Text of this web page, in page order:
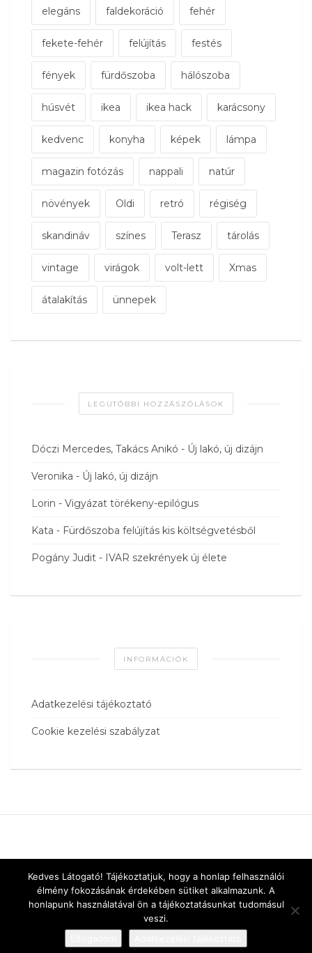
elegáns faldekoráció fehér
fekete-fehér felújítás festés
fények fürdőszoba hálószoba
húsvét ikea ikea hack karácsony
kedvenc konyha képek lámpa
magazin fotózás nappali natúr
növények Oldi retró régiség
skandináv színes Terasz tárolás
vintage virágok volt-lett Xmas
átalakítás ünnepek
LEGUTÓBBI HOZZÁSZÓLÁSOK
Dóczi Mercedes, Takács Anikó - Új lakó, új dizájn
Veronika - Új lakó, új dizájn
Lorin - Vigyázat törékeny-epilógus
Kata - Fürdőszoba felújítás kis költségvetésből
Pogány Judit - IVAR szekrények új élete
INFORMÁCIÓK
Adatkezelési tájékoztató
Cookie kezelési szabályzat
Kedves Látogató! Tájékoztatjuk, hogy a honlap felhasználói
élmény fokozásának érdekében sütiket alkalmazunk. A
honlapunk használatával ön a tájékoztatásunkat tudomásul
veszi.